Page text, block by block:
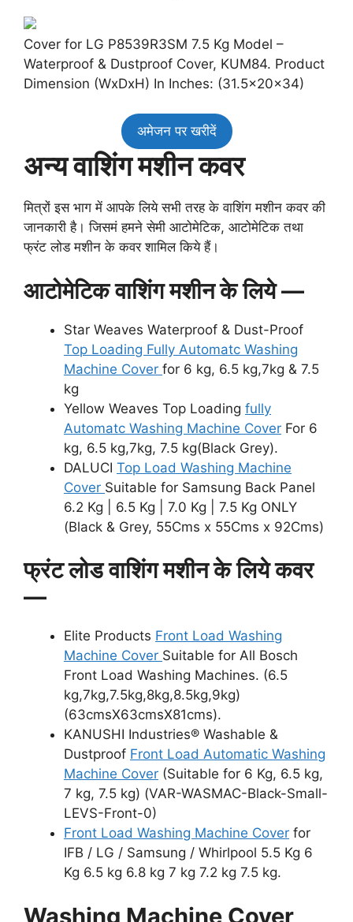
Cover for LG P8539R3SM 7.5 Kg Model –
Waterproof & Dustproof Cover, KUM84. Product
Dimension (WxDxH) In Inches: (31.5x20x34)
अमेजन पर खरीदें
अन्य वाशिंग मशीन कवर
मित्रों इस भाग में आपके लिये सभी तरह के वाशिंग मशीन कवर की
जानकारी है। जिसमं हमने सेमी आटोमेटिक, आटोमेटिक तथा
फ्रंट लोड मशीन के कवर शामिल किये हैं।
आटोमेटिक वाशिंग मशीन के लिये —
Star Weaves Waterproof & Dust-Proof
Top Loading Fully Automatc Washing
Machine Cover for 6 kg, 6.5 kg,7kg & 7.5
kg
Yellow Weaves Top Loading fully
Automatc Washing Machine Cover For 6
kg, 6.5 kg,7kg, 7.5 kg(Black Grey).
DALUCI Top Load Washing Machine
Cover Suitable for Samsung Back Panel
6.2 Kg | 6.5 Kg | 7.0 Kg | 7.5 Kg ONLY
(Black & Grey, 55Cms x 55Cms x 92Cms)
फ्रंट लोड वाशिंग मशीन के लिये कवर
—
Elite Products Front Load Washing
Machine Cover Suitable for All Bosch
Front Load Washing Machines. (6.5
kg,7kg,7.5kg,8kg,8.5kg,9kg)
(63cmsX63cmsX81cms).
KANUSHI Industries® Washable &
Dustproof Front Load Automatic Washing
Machine Cover (Suitable for 6 Kg, 6.5 kg,
7 kg, 7.5 kg) (VAR-WASMAC-Black-Small-
LEVS-Front-0)
Front Load Washing Machine Cover for
IFB / LG / Samsung / Whirlpool 5.5 Kg 6
Kg 6.5 kg 6.8 kg 7 kg 7.2 kg 7.5 kg.
Washing Machine Cover